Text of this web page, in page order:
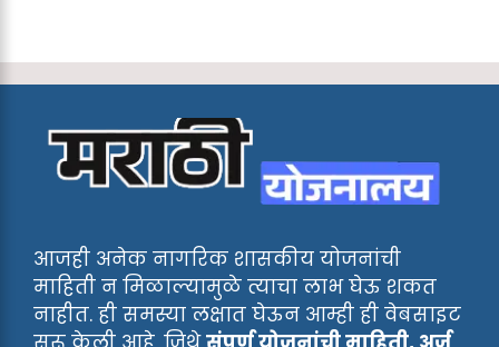
आजही अनेक नागरिक शासकीय योजनांची
माहिती न मिळाल्यामुळे त्याचा लाभ घेऊ शकत
नाहीत. ही समस्या लक्षात घेऊन आम्ही ही वेबसाइट